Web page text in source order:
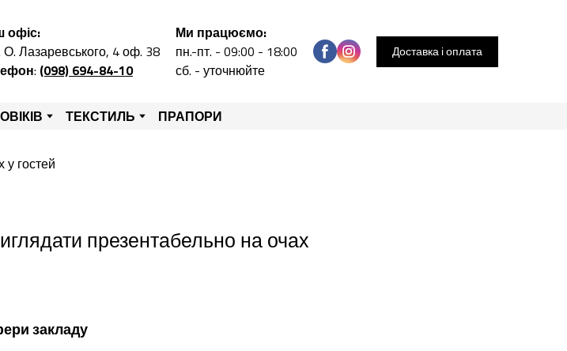
офіс:
О. Лазаревського, 4 оф. 38
: (098) 694-84-10
Ми працюємо:
пн.-пт. - 09:00 - 18:00
сб. - уточнюйте
Доставка і оплата
ТЕКСТИЛЬ ПРАПОРИ
презентабельно на очах
закладу